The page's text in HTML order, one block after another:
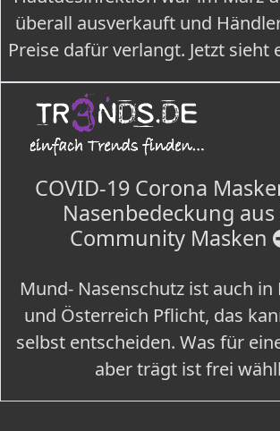
überall ausverkauft und
Preise dafür verlangt. Jetzt sieht
COVID-19 Corona
Nasenbedeckung aus
Community Masken
Mund- Nasenschutz ist auch
und Österreich Pflicht, das
selbst entscheiden. Was für
aber trägt ist frei